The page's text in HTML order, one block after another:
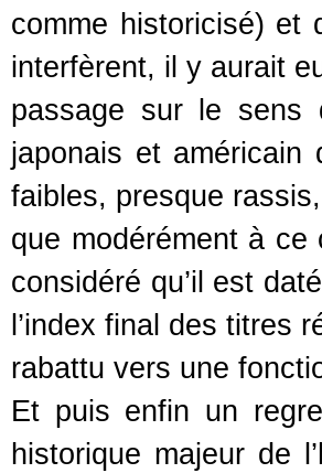
comme historicisé) et
interfèrent, il y aurait
passage sur le sens
japonais et américain
faibles, presque
que modérément à
considéré qu’il est
l’index final des titres
rabattu vers une
Et puis enfin un
historique majeur de